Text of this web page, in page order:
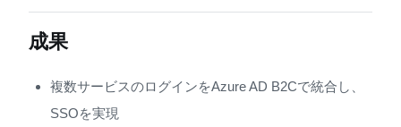
成果
複数サービスのログインをAzure AD B2Cで統合し、
SSOを実現